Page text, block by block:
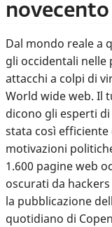
Dal mondo reale a
gli occidentali nelle
attacchi a colpi di
World wide web. Il
dicono gli esperti
stata così efficiente
motivazioni
1.600 pagine web
oscurati da
la pubblicazione
quotidiano di